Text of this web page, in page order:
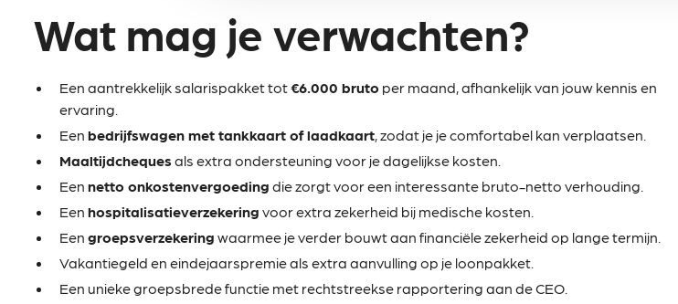
Wat mag je verwachten?
Een aantrekkelijk salarispakket tot€6.000 bruto per maand, afhankelijk van jouw kennis en
ervaring.
Een bedrijfswagen met tankkaart of laadkaart, zodat je je comfortabel kan verplaatsen.
Maaltijdcheques als extra ondersteuning voor je dagelijkse kosten.
Een netto onkostenvergoeding die zorgt voor een interessante bruto-netto verhouding.
Een hospitalisatieverzekering voor extra zekerheid bij medische kosten.
Een groepsverzekering waarmee je verder bouwt aan financiële zekerheid op lange termijn.
Vakantiegeld en eindejaarspremie als extra aanvulling op je loonpakket.
Een unieke groepsbrede functie met rechtstreekse rapportering aan de CEO.